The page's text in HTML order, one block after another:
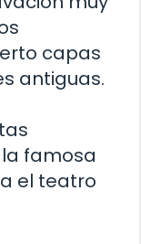
capas
antiguas.
famosa
el teatro